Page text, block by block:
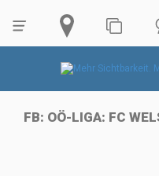
FB: OÖ-LIGA: FC